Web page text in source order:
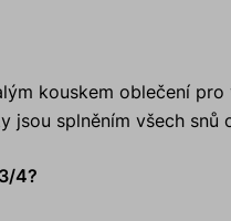
kouskem oblečení
jsou splněním všech snů
4?